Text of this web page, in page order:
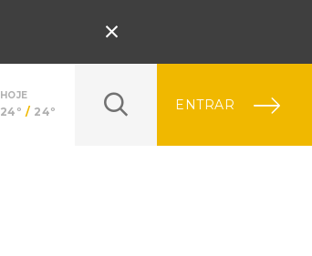

HOJE
24º / 24º
Pressione Enter
ENTRAR